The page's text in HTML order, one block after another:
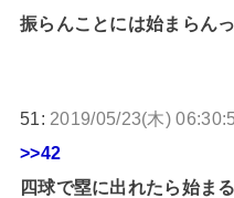
振らんことには始まらん
51: 2019/05/23(木)
>>42
四球で塁に出れたら始ま